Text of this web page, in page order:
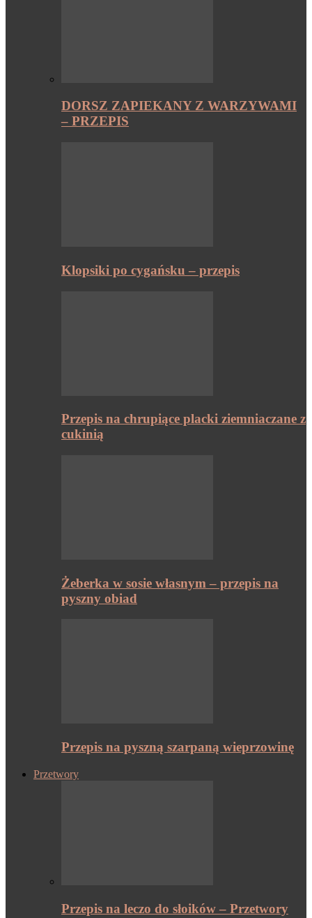
DORSZ ZAPIEKANY Z WARZYWAMI
– PRZEPIS
Klopsiki po cygańsku – przepis
Przepis na chrupiące placki ziemniaczane z
cukinią
Żeberka w sosie własnym – przepis na
pyszny obiad
Przepis na pyszną szarpaną wieprzowinę
Przetwory
Przepis na leczo do słoików – Przetwory